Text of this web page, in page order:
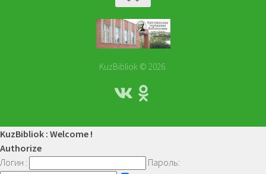
KuzBibliok © 2026.
KuzBibliok : Welcome !
Authorize
Логин :
Пароль: